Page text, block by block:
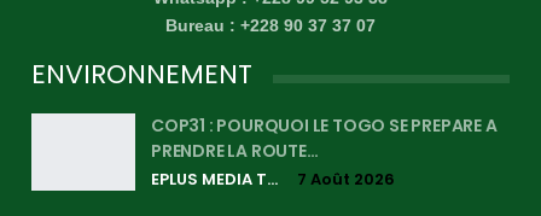
Bureau : +228 90 37 37 07
ENVIRONNEMENT
COP31 : POURQUOI LE TOGO SE PREPARE A
PRENDRE LA ROUTE…
EPLUS MEDIA TV 7 Août 2026